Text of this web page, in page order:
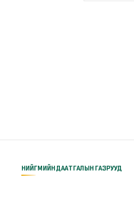
НИЙГМИЙН ДААТГАЛЫН ГАЗРУУД